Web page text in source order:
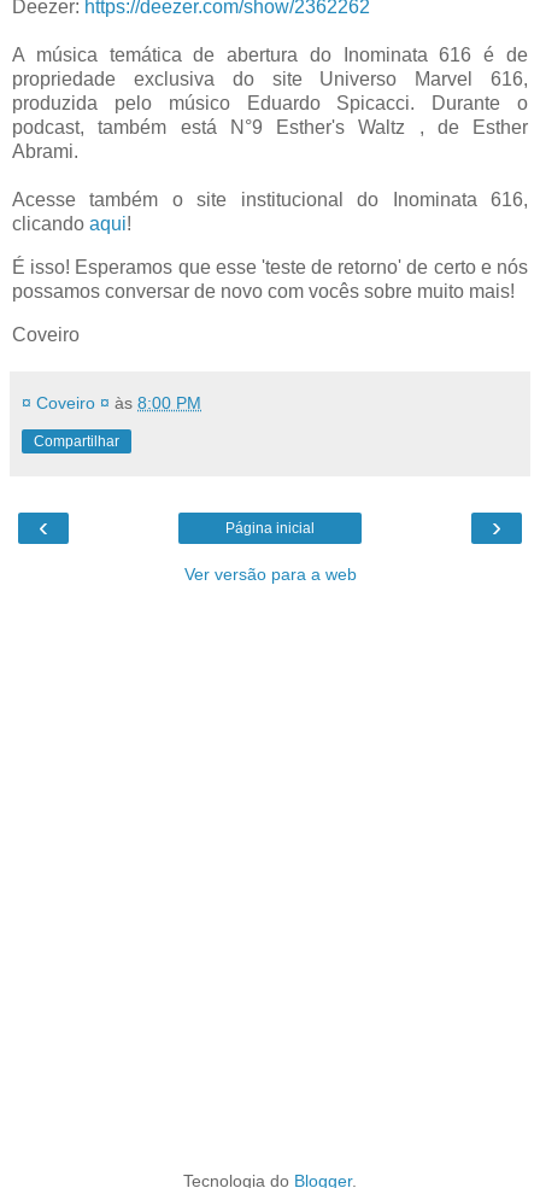
Deezer: https://deezer.com/show/2362262
A música temática de abertura do Inominata 616 é de
propriedade exclusiva do site Universo Marvel 616,
produzida pelo músico Eduardo Spicacci. Durante o
podcast, também está N°9 Esther's Waltz , de Esther
Abrami.
Acesse também o site institucional do Inominata 616,
clicando aqui!
É isso! Esperamos que esse 'teste de retorno' de certo e nós
possamos conversar de novo com vocês sobre muito mais!
Coveiro
¤ Coveiro ¤ às 8:00 PM
Compartilhar
‹ ›
Página inicial
Ver versão para a web
Tecnologia do Blogger.